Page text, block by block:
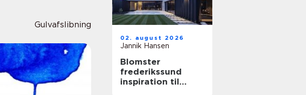
Gulvafslibning
02. august 2026
Jannik Hansen
Blomster
frederikssund
inspiration til